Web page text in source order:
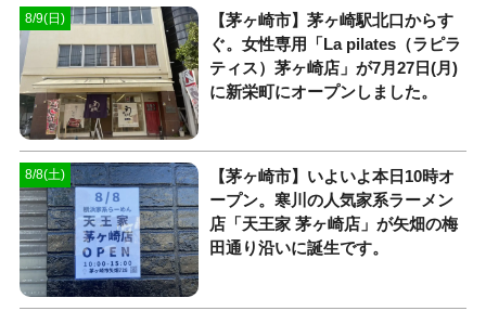
8/9(日)
【茅ヶ崎市】茅ヶ崎駅北口からす
ぐ。女性専用「La pilates（ラピラ
ティス）茅ヶ崎店」が7月27日(月)
に新栄町にオープンしました。
8/8(土)
【茅ヶ崎市】いよいよ本日10時オ
ープン。寒川の人気家系ラーメン
店「天王家 茅ヶ崎店」が矢畑の梅
田通り沿いに誕生です。